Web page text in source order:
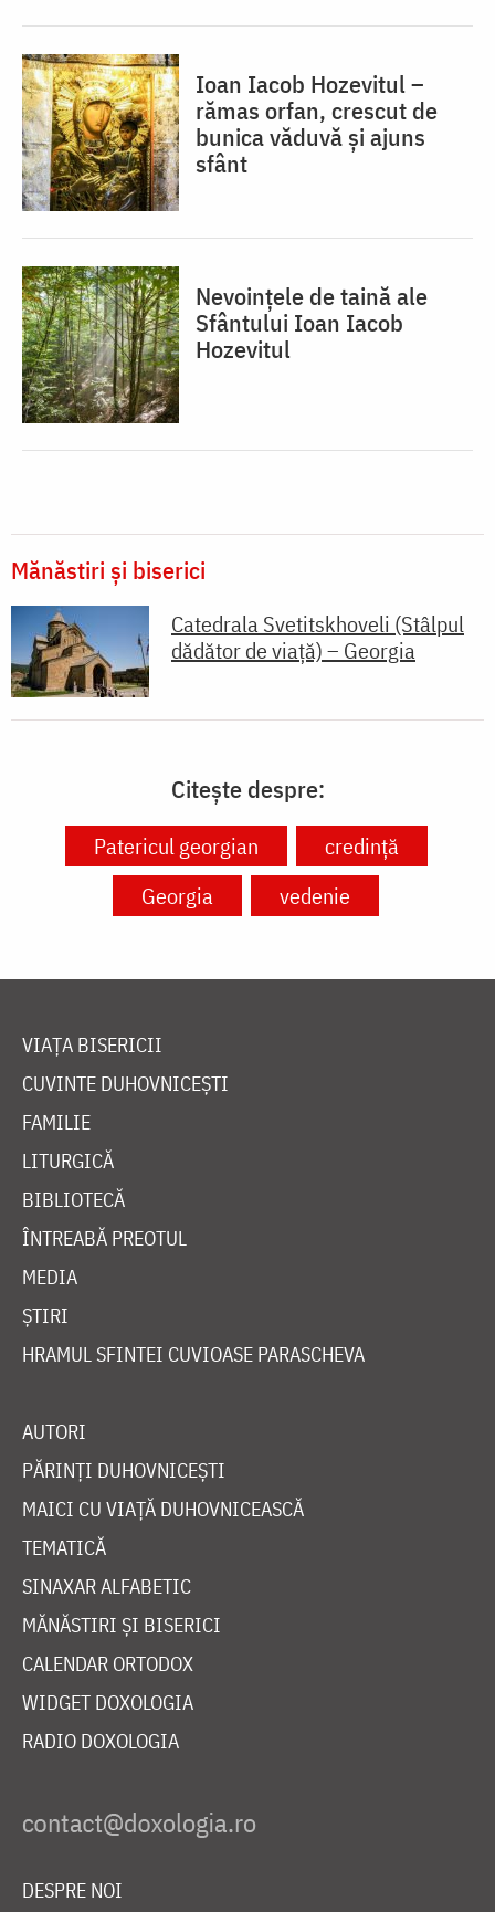
Ioan Iacob Hozevitul –
rămas orfan, crescut de
bunica văduvă și ajuns
sfânt
Nevoințele de taină ale
Sfântului Ioan Iacob
Hozevitul
Mănăstiri și biserici
Catedrala Svetitskhoveli (Stâlpul
dădător de viaţă) – Georgia
Citește despre:
Patericul georgian
credință
Georgia
vedenie
VIAȚA BISERICII
CUVINTE DUHOVNICEȘTI
FAMILIE
LITURGICĂ
BIBLIOTECĂ
ÎNTREABĂ PREOTUL
MEDIA
ȘTIRI
HRAMUL SFINTEI CUVIOASE PARASCHEVA
AUTORI
PĂRINȚI DUHOVNICEȘTI
MAICI CU VIAȚĂ DUHOVNICEASCĂ
TEMATICĂ
SINAXAR ALFABETIC
MĂNĂSTIRI ȘI BISERICI
CALENDAR ORTODOX
WIDGET DOXOLOGIA
RADIO DOXOLOGIA
DESPRE NOI